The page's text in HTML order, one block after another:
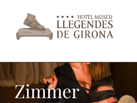
content
Zimmer